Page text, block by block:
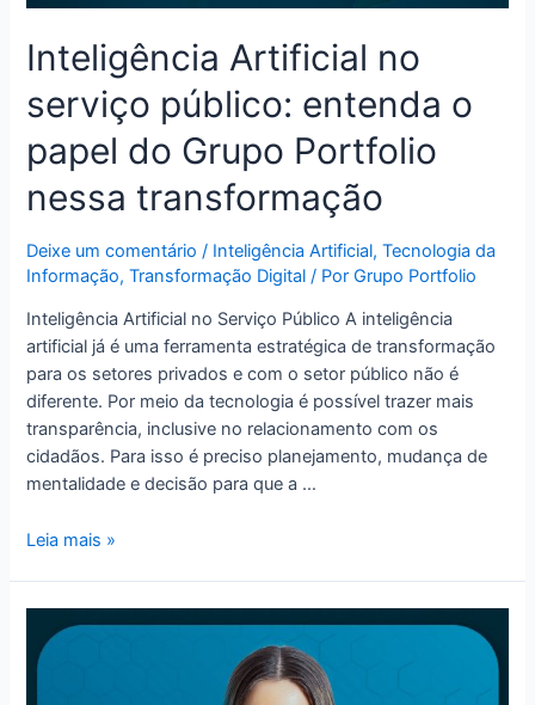
Inteligência Artificial no
serviço público: entenda o
papel do Grupo Portfolio
nessa transformação
Deixe um comentário / Inteligência Artificial,Tecnologia da
Informação,Transformação Digital / PorGrupo Portfolio
Inteligência Artificial no Serviço Público A inteligência
artificial já é uma ferramenta estratégica de transformação
para os setores privados e com o setor público não é
diferente. Por meio da tecnologia é possível trazer mais
transparência, inclusive no relacionamento com os
cidadãos. Para isso é preciso planejamento, mudança de
mentalidade e decisão para que a …
Leia mais »